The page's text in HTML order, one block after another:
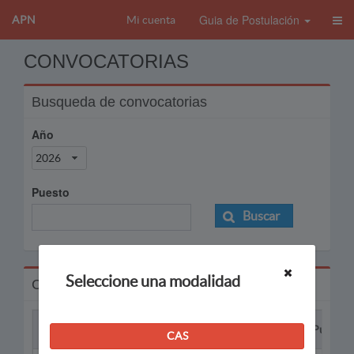
APN Mi cuenta Guia de Postulación
CONVOCATORIAS
Busqueda de convocatorias
Año
2026
Puesto
Buscar
Convocatorias
Puesto
Seleccione una modalidad
CAS